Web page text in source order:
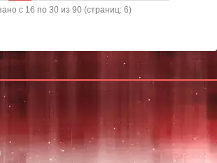
с 16 по 30 из 90 (страниц: 6)